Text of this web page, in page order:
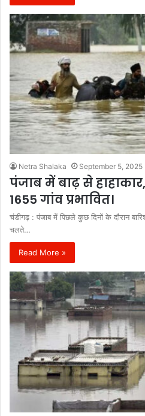
Netra Shalaka September 5, 2025
पंजाब में बाढ़ से
1655 गांव प्रभावित।
चंडीगढ़ : पंजाब में पिछले कुछ दिनों के दौरान
चलते…
Read More »